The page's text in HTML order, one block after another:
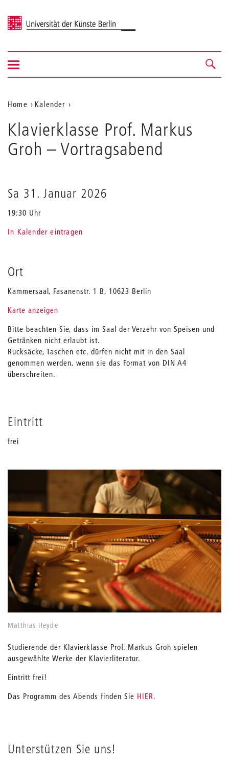
Universität der Künste Berlin
Navigation &
Suche
Navigation
ein-/ausblenden
Aktuelle
Position
auf
der
Home
Kalender
Markus
Groh
Klavierklasse Prof. Markus
Groh – Vortragsabend
Sa 31. Januar 2026
19:30 Uhr
In Kalender eintragen
Ort
Kammersaal, Fasanenstr. 1 B, 10623 Berlin
Karte anzeigen
Bitte beachten Sie, dass im Saal der Verzehr von Speisen und
Getränken nicht erlaubt ist.
Rucksäcke, Taschen etc. dürfen nicht mit in den Saal
genommen werden, wenn sie das Format von DIN A4
überschreiten.
Eintritt
frei
Matthias Heyde
Studierende der Klavierklasse Prof. Markus Groh spielen
ausgewählte Werke der Klavierliteratur.
Eintritt frei!
Das Programm des Abends finden Sie HIER.
Unterstützen Sie uns!